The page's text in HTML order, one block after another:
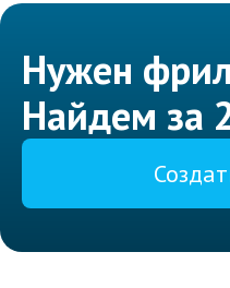
Нужен
Найдем за